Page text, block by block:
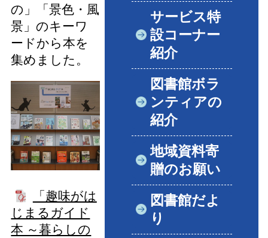
の」「景色・風
景」のキーワ
ードから本を
集めました。
「趣味がは
じまるガイド
本 ～暮らしの
サービス特
設コーナー
紹介
図書館ボラ
ンティアの
紹介
地域資料寄
贈のお願い
図書館だよ
り